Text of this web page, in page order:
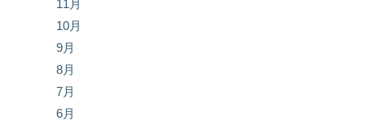
11月
10月
9月
8月
7月
6月